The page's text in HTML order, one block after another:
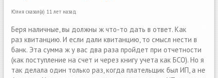
Юлия сказал(а) 11 лет назад
Беря наличные, вы должны ж что-то дать в ответ. Как
раз квитанцию. И если дали квитанцию, то смысл нести в
банк. Эта сумма ж у вас два раза пройдет при отчетности
(как поступление на счет и через книгу учета как БСО). Но я
так делала один только раз, когда плательщик был ИП, а не